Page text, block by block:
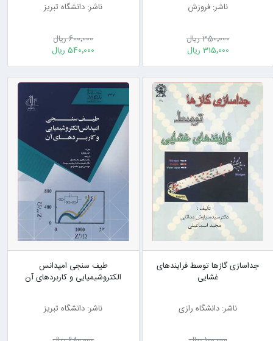
ناشر: فروزش
350٬000 ریال
315٬000 ریال
ناشر: دانشگاه تبریز
600٬000 ریال
540٬000 ریال
جداسازی گازها توسط فرایندهای
غشایی
ناشر: دانشگاه رازی
طیف سنجی امپدانس
الکتروشیمیایی و کاربردهای آن
ناشر: دانشگاه تبریز